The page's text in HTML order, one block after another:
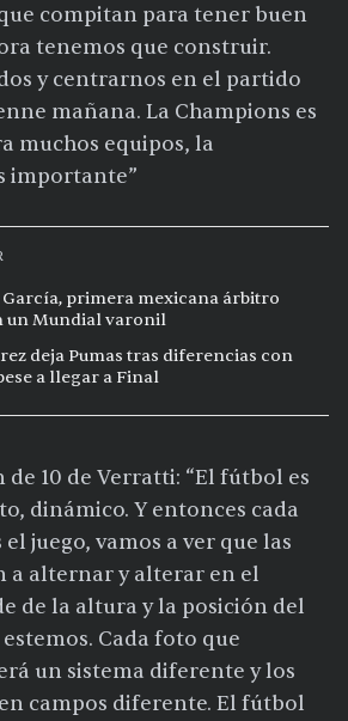
compitan para tener buen
tenemos que construir.
y centrarnos en el partido
mañana. La Champions es
muchos equipos, la
importante”
García, primera mexicana árbitro
un Mundial varonil
deja Pumas tras diferencias con
a llegar a Final
de 10 de Verratti: “El fútbol es
dinámico. Y entonces cada
juego, vamos a ver que las
a alternar y alterar en el
de la altura y la posición del
Cada foto que
un sistema diferente y los
campos diferente. El fútbol